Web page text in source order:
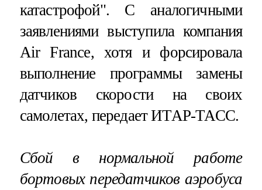
катастрофой". С аналогичными
заявлениями выступила компания
Air France, хотя и форсировала
выполнение программы замены
датчиков скорости на своих
самолетах, передает ИТАР-ТАСС.
Сбой в нормальной работе
бортовых передатчиков аэробуса